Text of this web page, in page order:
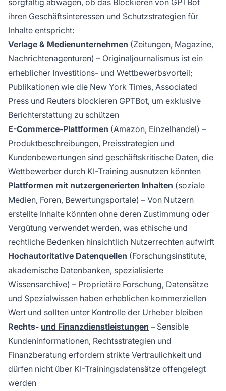
sorgfältig abwägen, ob das Blockieren von GPTBot
ihren Geschäftsinteressen und Schutzstrategien für
Inhalte entspricht:
Verlage & Medienunternehmen (Zeitungen, Magazine,
Nachrichtenagenturen) – Originaljournalismus ist ein
erheblicher Investitions- und Wettbewerbsvorteil;
Publikationen wie die New York Times, Associated
Press und Reuters blockieren GPTBot, um exklusive
Berichterstattung zu schützen
E-Commerce-Plattformen (Amazon, Einzelhandel) –
Produktbeschreibungen, Preisstrategien und
Kundenbewertungen sind geschäftskritische Daten, die
Wettbewerber durch KI-Training ausnutzen könnten
Plattformen mit nutzergenerierten Inhalten (soziale
Medien, Foren, Bewertungsportale) – Von Nutzern
erstellte Inhalte könnten ohne deren Zustimmung oder
Vergütung verwendet werden, was ethische und
rechtliche Bedenken hinsichtlich Nutzerrechten aufwirft
Hochautoritative Datenquellen (Forschungsinstitute,
akademische Datenbanken, spezialisierte
Wissensarchive) – Proprietäre Forschung, Datensätze
und Spezialwissen haben erheblichen kommerziellen
Wert und sollten unter Kontrolle der Urheber bleiben
Rechts- und Finanzdienstleistungen – Sensible
Kundeninformationen, Rechtsstrategien und
Finanzberatung erfordern strikte Vertraulichkeit und
dürfen nicht über KI-Trainingsdatensätze offengelegt
werden